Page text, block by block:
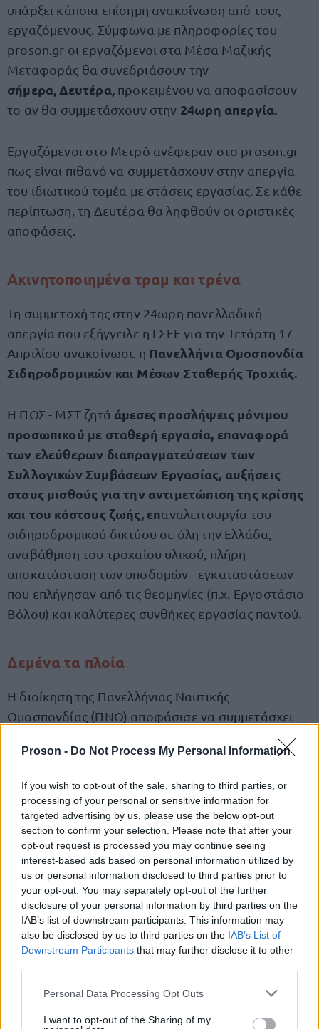
Proson - Do Not Process My Personal Information
If you wish to opt-out of the sale, sharing to third parties, or
processing of your personal or sensitive information for
targeted advertising by us, please use the below opt-out
section to confirm your selection. Please note that after your
opt-out request is processed you may continue seeing
interest-based ads based on personal information utilized by
us or personal information disclosed to third parties prior to
your opt-out. You may separately opt-out of the further
disclosure of your personal information by third parties on the
IAB’s list of downstream participants. This information may
also be disclosed by us to third parties on the IAB’s List of
Downstream Participants that may further disclose it to other
Please note that this website/app uses one or more Google
not limited to your visit or usage behaviour. You may click to
Personal Data Processing Opt Outs
I want to opt-out of the Sharing of my
υπάρξει κάποια επίσημη ανακοίνωση από τους
εργαζόμενους. Σύμφωνα με πληροφορίες του
proson.gr οι εργαζόμενοι στα Μέσα Μαζικής
Μεταφοράς θα συνεδριάσουν την
σήμερα, Δευτέρα, προκειμένου να αποφασίσουν
το αν θα συμμετάσχουν στην 24ωρη απεργία.
Εργαζόμενοι στο Μετρό ανέφεραν στο proson.gr
πως είναι πιθανό να συμμετάσχουν στην απεργία
του ιδιωτικού τομέα με στάσεις εργασίας. Σε κάθε
περίπτωση, τη Δευτέρα θα ληφθούν οι οριστικές
αποφάσεις.
Ακινητοποιημένα τραμ και τρένα
Τη συμμετοχή της στην 24ωρη πανελλαδική
απεργία που εξήγγειλε η ΓΣΕΕ για την Τετάρτη 17
Απριλίου ανακοίνωσε η Πανελλήνια Ομοσπονδία
Σιδηροδρομικών και Μέσων Σταθερής Τροχιάς.
Η ΠΟΣ - ΜΣΤ ζητά άμεσες προσλήψεις μόνιμου
προσωπικού με σταθερή εργασία, επαναφορά
των ελεύθερων διαπραγματεύσεων των
Συλλογικών Συμβάσεων Εργασίας, αυξήσεις
στους μισθούς για την αντιμετώπιση της κρίσης
και του κόστους ζωής, επαναλειτουργία του
σιδηροδρομικού δικτύου σε όλη την Ελλάδα,
αναβάθμιση του τροχαίου υλικού, πλήρη
αποκατάσταση των υποδομών - εγκαταστάσεων
που επλήγησαν από τις θεομηνίες (π.χ. Εργοστάσιο
Βόλου) και καλύτερες συνθήκες εργασίας παντού.
Δεμένα τα πλοία
Η διοίκηση της Πανελλήνιας Ναυτικής
Ομοσπονδίας (ΠΝΟ) αποφάσισε να συμμετάσχει
στην 24ωρη απεργία της Γενικής Συνομοσπονδίας
Εργατών Ελλάδας (ΓΣΕΕ), με κεντρικό αίτημα την
των κατάλληλων εκείνων συνθηκών για ένα
αξιοπρεπές βιοτικό επίπεδο.
Σε σχετική ανακοίνωση τονίζεται ότι οι
Έλληνες ναυτεργάτες, λόγω της ιδιαιτερότητας
του ναυτικού επαγγέλματος, είναι από τους
πρώτους που έρχονται αντιμέτωποι με τις
επιπτώσεις της ακρίβειας,«γιατί είναι οι μόνοι που,
στην καλύτερη περίπτωση,εργάζονται 5 με 6 μήνες
τους όλο τον χρόνο».